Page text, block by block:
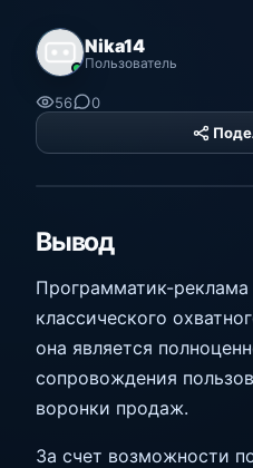
Nika14
Пользователь
56
0
Platform
Вывод
Программатик-
классического
она является
сопровождения
воронки продаж.
За счет возможности